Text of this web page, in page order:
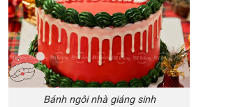
Bánh ngôi nhà giáng sinh